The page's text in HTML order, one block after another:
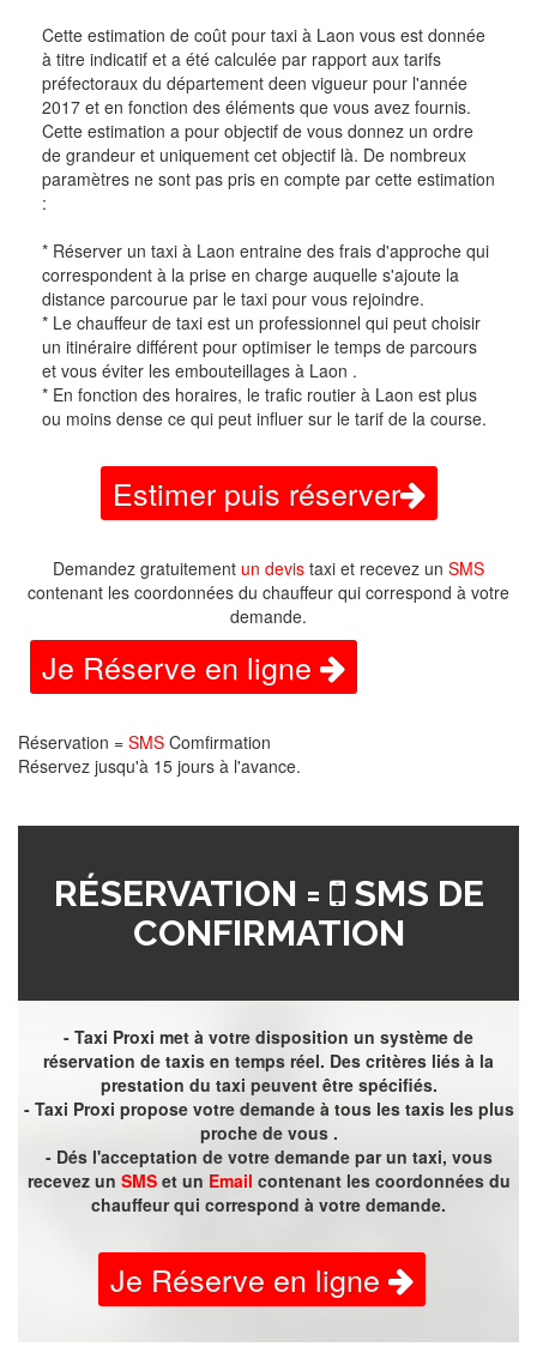
Cette estimation de coût pour taxi à Laon vous est donnée
à titre indicatif et a été calculée par rapport aux tarifs
préfectoraux du département deen vigueur pour l'année
2017 et en fonction des éléments que vous avez fournis.
Cette estimation a pour objectif de vous donnez un ordre
de grandeur et uniquement cet objectif là. De nombreux
paramètres ne sont pas pris en compte par cette estimation
:
* Réserver un taxi à Laon entraine des frais d'approche qui
correspondent à la prise en charge auquelle s'ajoute la
distance parcourue par le taxi pour vous rejoindre.
* Le chauffeur de taxi est un professionnel qui peut choisir
un itinéraire différent pour optimiser le temps de parcours
et vous éviter les embouteillages à Laon .
* En fonction des horaires, le trafic routier à Laon est plus
ou moins dense ce qui peut influer sur le tarif de la course.
Estimer puis réserver
Demandez gratuitement un devis taxi et recevez un SMS
contenant les coordonnées du chauffeur qui correspond à votre
demande.
Je Réserve en ligne
Réservation = SMS Comfirmation
Réservez jusqu'à 15 jours à l'avance.
RÉSERVATION =
SMS DE
CONFIRMATION
- Taxi Proxi met à votre disposition un système de
réservation de taxis en temps réel. Des critères liés à la
prestation du taxi peuvent être spécifiés.
- Taxi Proxi propose votre demande à tous les taxis les plus
proche de vous .
- Dés l'acceptation de votre demande par un taxi, vous
recevez un SMSet un Email contenant les coordonnées du
chauffeur qui correspond à votre demande.
Je Réserve en ligne